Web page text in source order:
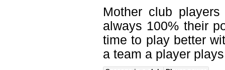
Mother club
always 100% their
time to play better
a team a player